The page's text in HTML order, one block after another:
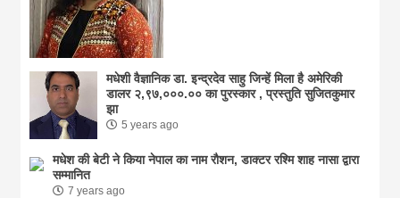
मधेशी वैज्ञानिक डा. इन्द्रदेव साहु जिन्हें मिला है अमेरिकी
डालर २,९७,०००.०० का पुरस्कार , प्रस्तुति सुजितकुमार
झा
5 years ago
मधेश की बेटी ने किया नेपाल का नाम राैशन, डाक्टर रश्मि शाह नासा द्वारा
सम्मानित
7 years ago